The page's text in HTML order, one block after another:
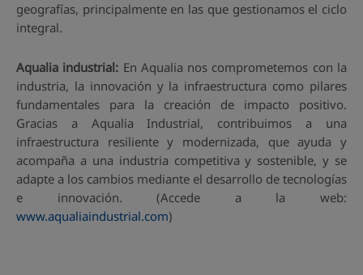
geografías, principalmente en las que gestionamos el ciclo
integral.
Aqualia industrial: En Aqualia nos comprometemos con la
industria, la innovación y la infraestructura como pilares
fundamentales para la creación de impacto positivo.
Gracias a Aqualia Industrial, contribuimos a una
infraestructura resiliente y modernizada, que ayuda y
acompaña a una industria competitiva y sostenible, y se
adapte a los cambios mediante el desarrollo de tecnologías
e innovación. (Accede a la web:
www.aqualiaindustrial.com)